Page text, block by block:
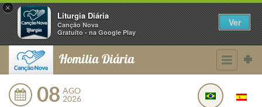
×
Liturgia Diária
Canção Nova
Gratuito - na Google Play
Ver
Homilia Diária
08 AGO
2026